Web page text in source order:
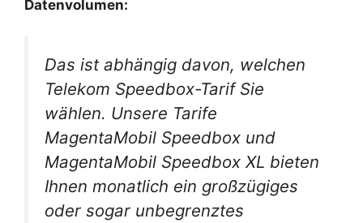
Datenvolumen:
Das ist abhängig davon, welchen
Telekom Speedbox-Tarif Sie
wählen. Unsere Tarife
MagentaMobil Speedbox und
MagentaMobil Speedbox XL bieten
Ihnen monatlich ein großzügiges
oder sogar unbegrenztes